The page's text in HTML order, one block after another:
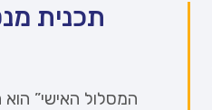
תכנית